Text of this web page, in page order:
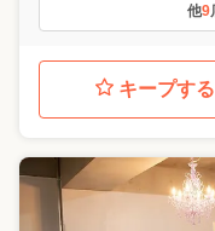
他9
キープする